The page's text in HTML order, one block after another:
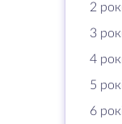
2
3
4
5
6